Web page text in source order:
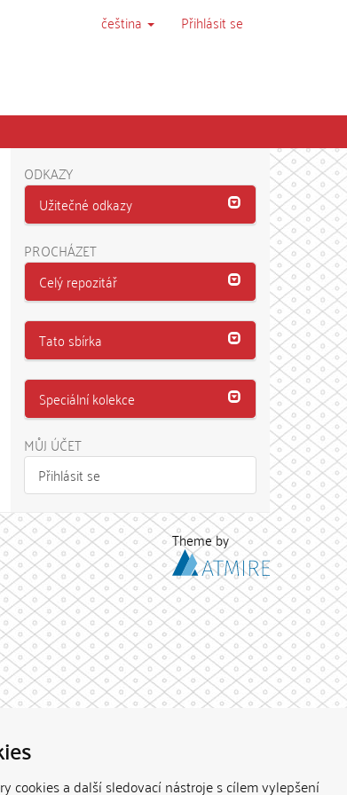
cookies a další sledovací nástroje s cílem vylepšení
čeština Přihlásit se
ODKAZY
Užitečné odkazy
PROCHÁZET
Celý repozitář
Tato sbírka
Speciální kolekce
MŮJ ÚČET
Přihlásit se
Theme by